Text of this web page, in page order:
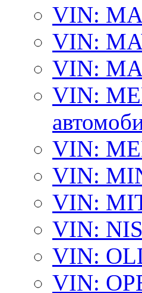
VIN:
VIN:
VIN:
VIN:
VIN:
VIN:
VIN:
VIN:
VIN:
VIN: